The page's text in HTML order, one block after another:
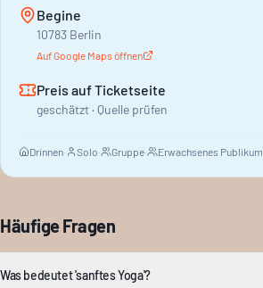
Begine
10783 Berlin
Auf Google Maps öffnen
Preis auf Ticketseite
geschätzt · Quelle prüfen
Drinnen· Solo· Gruppe· Erwachsenes Publikum
Häufige Fragen
Was bedeutet 'sanftes Yoga'?